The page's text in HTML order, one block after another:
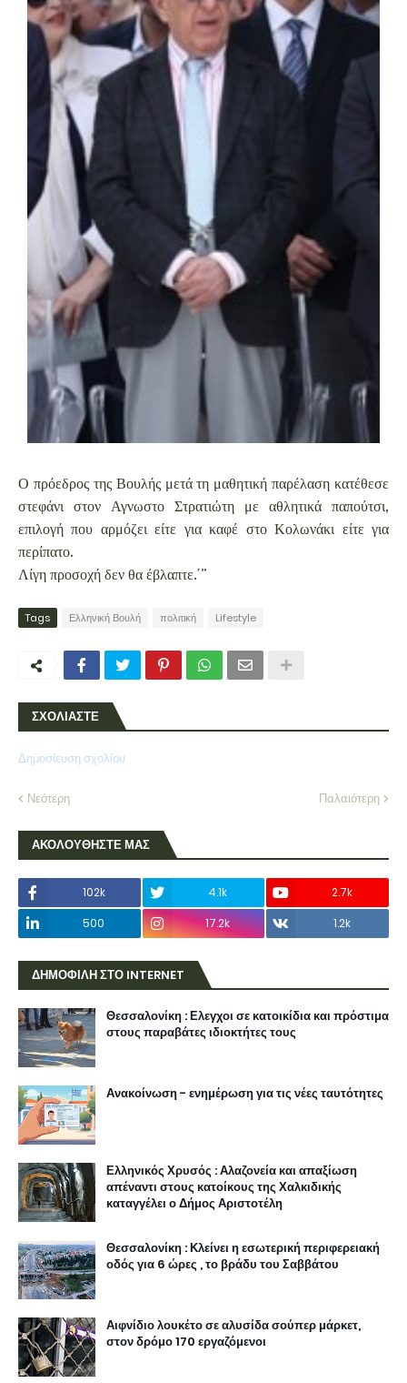
Ο πρόεδρος της Βουλής μετά τη μαθητική παρέλαση κατέθεσε
στεφάνι στον Αγνωστο Στρατιώτη με αθλητικά παπούτσι,
επιλογή που αρμόζει είτε για καφέ στο Κολωνάκι είτε για
περίπατο.
Λίγη προσοχή δεν θα έβλαπτε.΄"
Tags Ελληνική Βουλή πολιτική Lifestyle
ΣΧΟΛΙΑΣΤΕ
Δημοσίευση σχολίου
Νεότερη Παλαιότερη
ΑΚΟΛΟΥΘΗΣΤΕ ΜΑΣ
102k 4.1k
2.7k
500
17.2k 1.2k
ΔΗΜΟΦΙΛΗ ΣΤΟ INTERNET
Θεσσαλονίκη : Ελεγχοι σε κατοικίδια και πρόστιμα
στους παραβάτες ιδιοκτήτες τους
Ανακοίνωση - ενημέρωση για τις νέες ταυτότητες
Ελληνικός Χρυσός : Αλαζονεία και απαξίωση
απέναντι στους κατοίκους της Χαλκιδικής
καταγγέλει ο Δήμος Αριστοτέλη
Θεσσαλονίκη : Κλείνει η εσωτερική περιφερειακή
οδός για 6 ώρες , το βράδυ του Σαββάτου
Αιφνίδιο λουκέτο σε αλυσίδα σούπερ μάρκετ,
στον δρόμο 170 εργαζόμενοι